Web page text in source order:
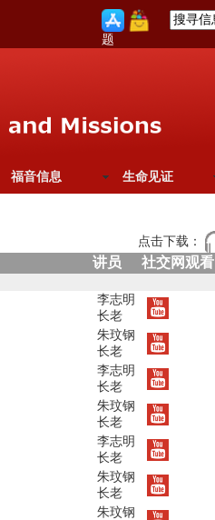
题
福音信息 生命见证
点击下载：
讲员 社交网观看
李志明
长老
朱玟钢
长老
李志明
长老
朱玟钢
长老
李志明
长老
朱玟钢
长老
朱玟钢